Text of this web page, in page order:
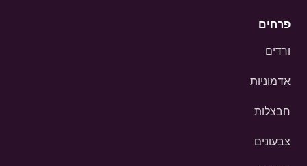
פרחים
ורדים
אדמוניות
חבצלות
צבעונים